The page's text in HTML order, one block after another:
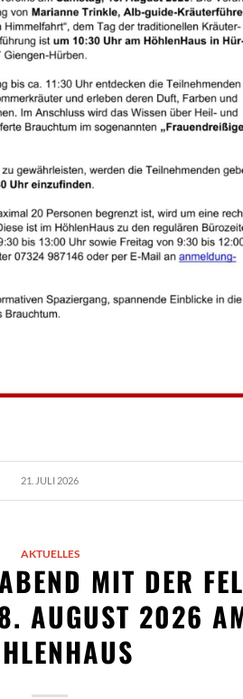
21. JULI 2026
AKTUELLES
MIT DER
AUGUST 2026